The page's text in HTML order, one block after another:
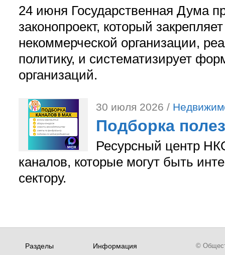
24 июня Государственная Дума
законопроект, который
некоммерческой организации,
политику, и систематизирует
организаций.
30 июля 2026 /
Подборка
Ресурсный центр
каналов, которые могут быть
сектору.
Разделы Информация ©